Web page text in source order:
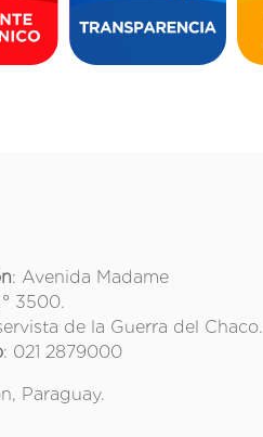
: Avenida Madame
3500.
de la Guerra del Chaco.
: 021 2879000
Paraguay.